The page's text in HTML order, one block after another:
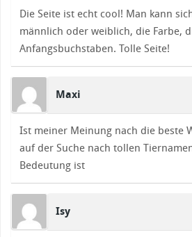
Die Seite ist echt cool! Man kann
männlich oder weiblich, die Farbe,
Anfangsbuchstaben. Tolle Seite!
Maxi
Ist meiner Meinung nach die beste
auf der Suche nach tollen
Bedeutung ist
Isy